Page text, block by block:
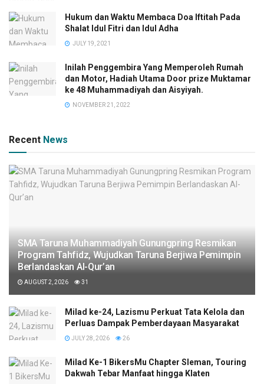
Hukum dan Waktu Membaca Doa Iftitah Pada
Shalat Idul Fitri dan Idul Adha
JULY 19, 2021
Inilah Penggembira Yang Memperoleh Rumah
dan Motor, Hadiah Utama Door prize Muktamar
ke 48 Muhammadiyah dan Aisyiyah.
NOVEMBER 21, 2022
Recent News
SMA Taruna Muhammadiyah Gunungpring Resmikan
Program Tahfidz, Wujudkan Taruna Berjiwa Pemimpin
Berlandaskan Al-Qur’an
AUGUST 2, 2026 31
Milad ke-24, Lazismu Perkuat Tata Kelola dan
Perluas Dampak Pemberdayaan Masyarakat
JULY 28, 2026 26
Milad Ke-1 BikersMu Chapter Sleman, Touring
Dakwah Tebar Manfaat hingga Klaten